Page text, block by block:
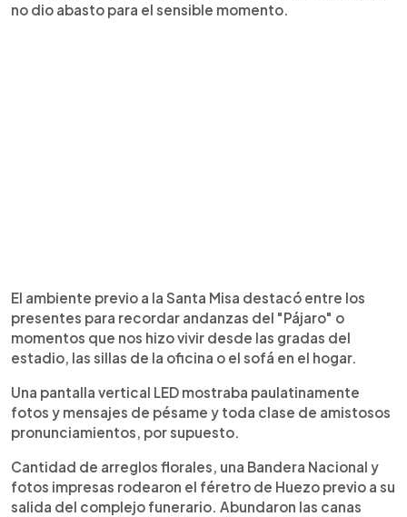
no dio abasto para el sensible momento.
El ambiente previo a la Santa Misa destacó entre los
presentes para recordar andanzas del "Pájaro" o
momentos que nos hizo vivir desde las gradas del
estadio, las sillas de la oficina o el sofá en el hogar.
Una pantalla vertical LED mostraba paulatinamente
fotos y mensajes de pésame y toda clase de amistosos
pronunciamientos, por supuesto.
Cantidad de arreglos florales, una Bandera Nacional y
fotos impresas rodearon el féretro de Huezo previo a su
salida del complejo funerario. Abundaron las canas